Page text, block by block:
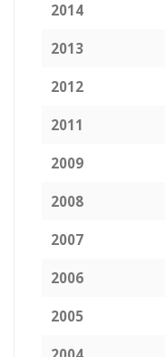
2014
2013
2012
2011
2009
2008
2007
2006
2005